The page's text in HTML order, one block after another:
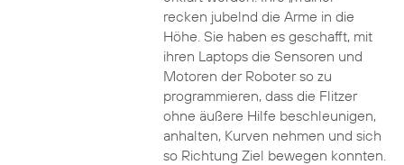
recken jubelnd die Arme in die
Höhe. Sie haben es geschafft, mit
ihren Laptops die Sensoren und
Motoren der Roboter so zu
programmieren, dass die Flitzer
ohne äußere Hilfe beschleunigen,
anhalten, Kurven nehmen und sich
so Richtung Ziel bewegen konnten.